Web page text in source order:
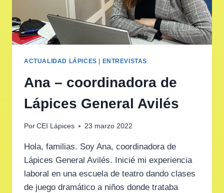
ACTUALIDAD LÁPICES ENTREVISTAS
Ana – coordinadora de
Lápices General Avilés
Por CEI Lápices 23 marzo 2022
Hola, familias. Soy Ana, coordinadora de
Lápices General Avilés. Inicié mi experiencia
laboral en una escuela de teatro dando clases
de juego dramático a niños donde trataba